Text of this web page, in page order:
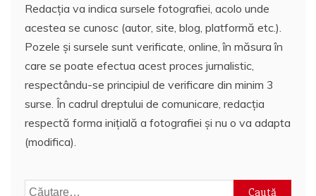
Redacția va indica sursele fotografiei, acolo unde
acestea se cunosc (autor, site, blog, platformă etc.).
Pozele și sursele sunt verificate, online, în măsura în
care se poate efectua acest proces jurnalistic,
respectându-se principiul de verificare din minim 3
surse. În cadrul dreptului de comunicare, redacția
respectă forma inițială a fotografiei și nu o va adapta
(modifica).
Caută